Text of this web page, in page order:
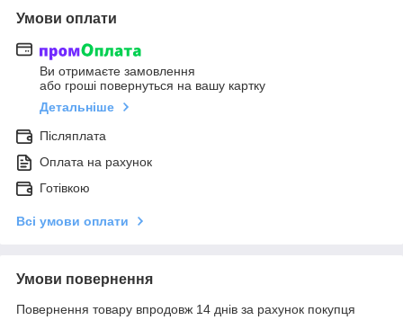
Умови оплати
Ви отримаєте замовлення
або гроші повернуться на вашу картку
Детальніше
Післяплата
Оплата на рахунок
Готівкою
Всі умови оплати
Умови повернення
Повернення товару впродовж 14 днів за рахунок покупця